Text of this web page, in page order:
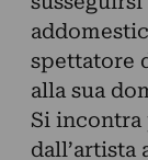
spettatore
alla sua
Si incontra